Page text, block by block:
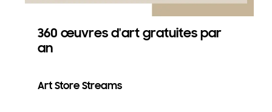
360 œuvres d'art gratuites par
an
Art Store Streams